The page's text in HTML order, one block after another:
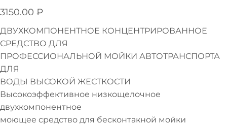
3150.00 ₽
ДВУХКОМПОНЕНТНОЕ КОНЦЕНТРИРОВАННОЕ
СРЕДСТВО ДЛЯ
ПРОФЕССИОНАЛЬНОЙ МОЙКИ АВТОТРАНСПОРТА
ДЛЯ
ВОДЫ ВЫСОКОЙ ЖЕСТКОСТИ
Высокоэффективное низкощелочное
двухкомпонентное
моющее средство для бесконтакной мойки